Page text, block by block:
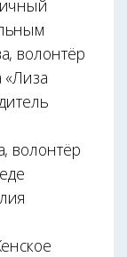
волонтёр
«Лиза
волонтёр